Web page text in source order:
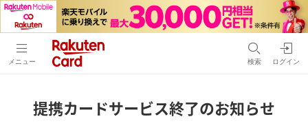
メニュー 検索 ログイン
提携カードサービス終了のお知らせ